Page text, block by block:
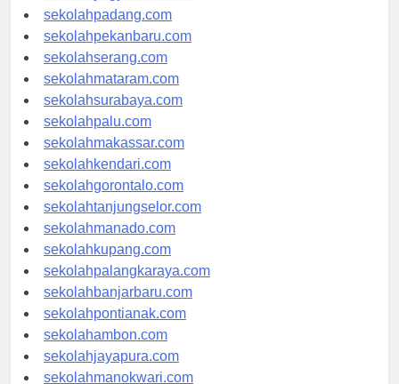
sekolahyogyakarta.com
sekolahpadang.com
sekolahpekanbaru.com
sekolahserang.com
sekolahmataram.com
sekolahsurabaya.com
sekolahpalu.com
sekolahmakassar.com
sekolahkendari.com
sekolahgorontalo.com
sekolahtanjungselor.com
sekolahmanado.com
sekolahkupang.com
sekolahpalangkaraya.com
sekolahbanjarbaru.com
sekolahpontianak.com
sekolahambon.com
sekolahjayapura.com